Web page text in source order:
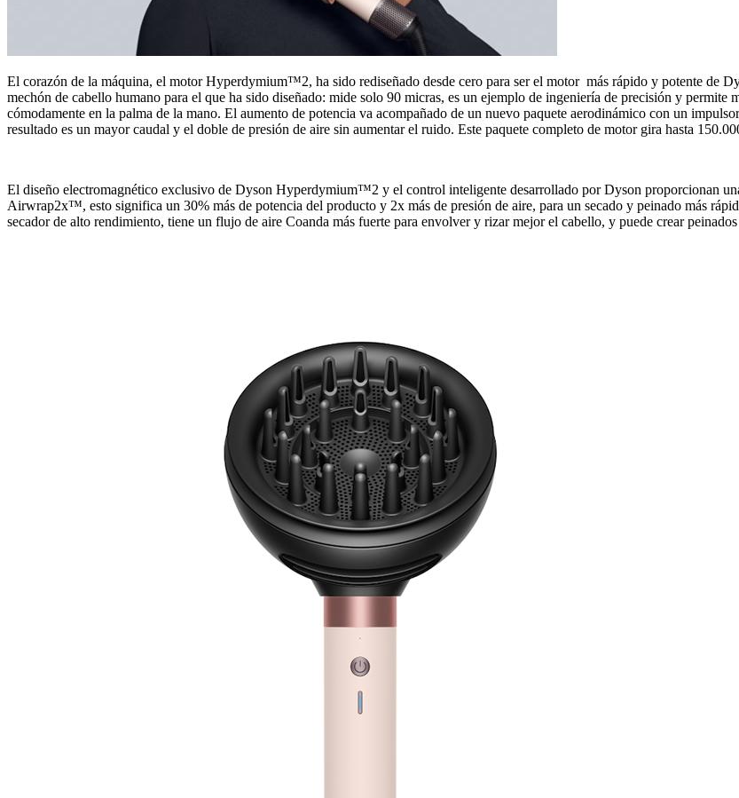
El corazón de la máquina, el motor Hyperdymium™2, ha sido rediseñado desde cero para ser el motor más rápido y potente de
mechón de cabello humano para el que ha sido diseñado: mide solo 90 micras, es un ejemplo de ingeniería de precisión y permite
cómodamente en la palma de la mano. El aumento de potencia va acompañado de un nuevo paquete aerodinámico con un
resultado es un mayor caudal y el doble de presión de aire sin aumentar el ruido. Este paquete completo de motor gira hasta
El diseño electromagnético exclusivo de Dyson Hyperdymium™2 y el control inteligente desarrollado por Dyson proporcionan
Airwrap2x™, esto significa un 30% más de potencia del producto y 2x más de presión de aire, para un secado y peinado más
secador de alto rendimiento, tiene un flujo de aire Coanda más fuerte para envolver y rizar mejor el cabello, y puede crear peinados